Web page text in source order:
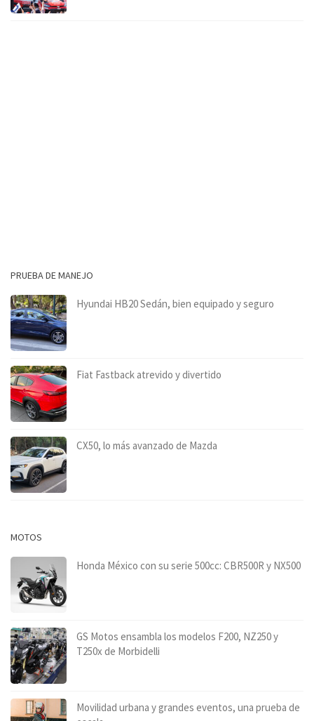
PRUEBA DE MANEJO
Hyundai HB20 Sedán, bien equipado y seguro
Fiat Fastback atrevido y divertido
CX50, lo más avanzado de Mazda
MOTOS
Honda México con su serie 500cc: CBR500R y NX500
GS Motos ensambla los modelos F200, NZ250 y
T250x de Morbidelli
Movilidad urbana y grandes eventos, una prueba de